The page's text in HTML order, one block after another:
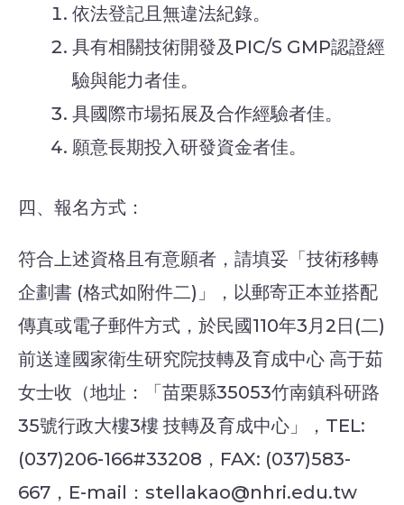
依法登記且無違法紀錄。
具有相關技術開發及PIC/S GMP認證經
驗與能力者佳。
具國際市場拓展及合作經驗者佳。
願意長期投入研發資金者佳。
四、報名方式：
符合上述資格且有意願者，請填妥「技術移轉
企劃書 (格式如附件二)」，以郵寄正本並搭配
傳真或電子郵件方式，於民國110年3月2日(二)
前送達國家衛生研究院技轉及育成中心 高于茹
女士收（地址：「苗栗縣35053竹南鎮科研路
35號行政大樓3樓 技轉及育成中心」，TEL:
(037)206-166#33208，FAX: (037)583-
667，E-mail：stellakao@nhri.edu.tw